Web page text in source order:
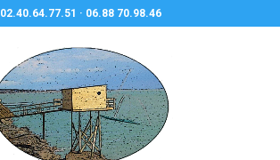
02.40.64.77.51 · 06.88 70.98.46